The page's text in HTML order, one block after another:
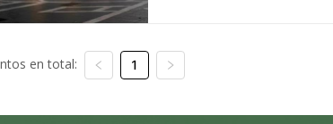
en total: 1